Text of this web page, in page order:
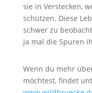
sie in Verstecken,
schützen. Diese
schwer zu
ja mal die Spuren
Wenn du mehr
möchtest, findet